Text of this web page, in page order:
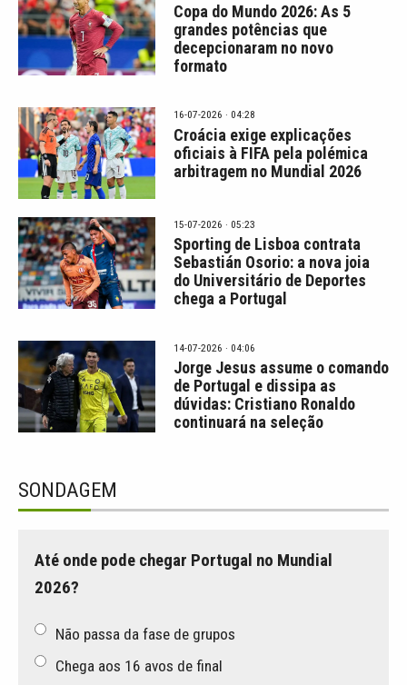
Copa do Mundo 2026: As 5
grandes potências que
decepcionaram no novo
formato
16-07-2026 · 04:28
Croácia exige explicações
oficiais à FIFA pela polémica
arbitragem no Mundial 2026
15-07-2026 · 05:23
Sporting de Lisboa contrata
Sebastián Osorio: a nova joia
do Universitário de Deportes
chega a Portugal
14-07-2026 · 04:06
Jorge Jesus assume o comando
de Portugal e dissipa as
dúvidas: Cristiano Ronaldo
continuará na seleção
SONDAGEM
Até onde pode chegar Portugal no Mundial
2026?
Não passa da fase de grupos
Chega aos 16 avos de final